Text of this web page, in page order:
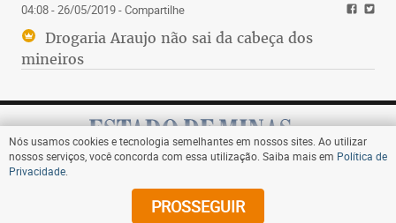
04:08 - 26/05/2019- Compartilhe
Drogaria Araujo não sai da cabeça dos
mineiros
Assine
Nós usamos cookies e tecnologia semelhantes em nossos sites. Ao utilizar
nossos serviços, você concorda com essa utilização. Saiba mais em Política de
Privacidade
PROSSEGUIR